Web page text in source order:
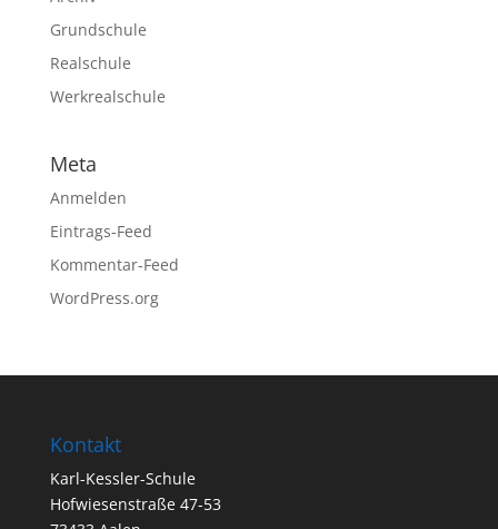
Grundschule
Realschule
Werkrealschule
Meta
Anmelden
Eintrags-Feed
Kommentar-Feed
WordPress.org
Kontakt
Karl-Kessler-Schule
Hofwiesenstraße 47-53